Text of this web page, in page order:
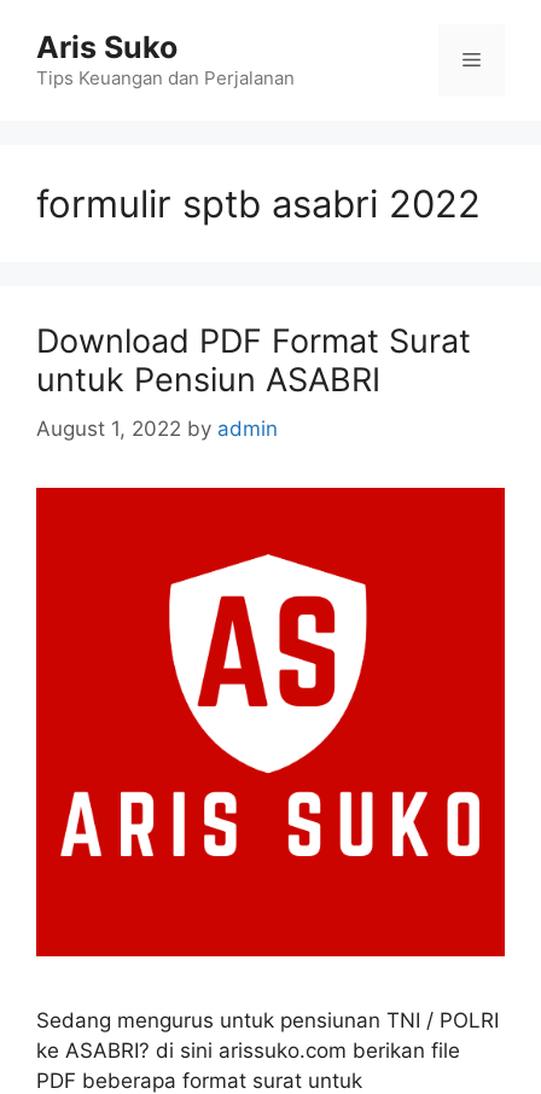
content
Aris Suko
Tips Keuangan dan Perjalanan
Menu
formulir sptb asabri 2022
Download PDF Format Surat
untuk Pensiun ASABRI
August 1, 2022 by admin
Sedang mengurus untuk pensiunan TNI / POLRI
ke ASABRI? di sini arissuko.com berikan file
PDF beberapa format surat untuk